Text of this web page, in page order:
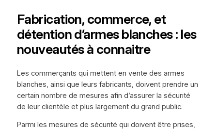
Fabrication, commerce, et
détention d’armes blanches : les
nouveautés à connaitre
Les commerçants qui mettent en vente des armes
blanches, ainsi que leurs fabricants, doivent prendre un
certain nombre de mesures afin d’assurer la sécurité
de leur clientèle et plus largement du grand public.
Parmi les mesures de sécurité qui doivent être prises,